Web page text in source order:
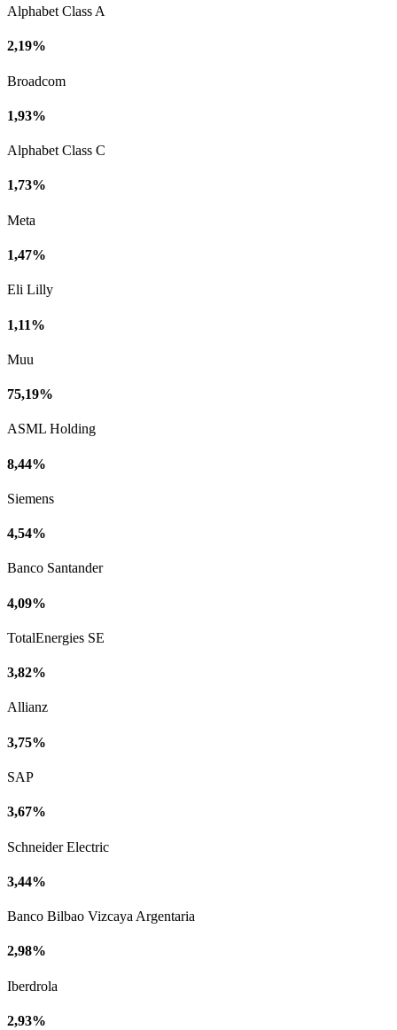
Alphabet Class A
2,19%
Broadcom
1,93%
Alphabet Class C
1,73%
Meta
1,47%
Eli Lilly
1,11%
Muu
75,19%
ASML Holding
8,44%
Siemens
4,54%
Banco Santander
4,09%
TotalEnergies SE
3,82%
Allianz
3,75%
SAP
3,67%
Schneider Electric
3,44%
Banco Bilbao Vizcaya Argentaria
2,98%
Iberdrola
2,93%